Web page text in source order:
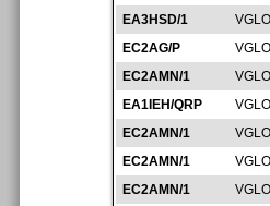
EA3HSD/1
EC2AG/P
EC2AMN/1
EA1IEH/QRP
EC2AMN/1
EC2AMN/1
EC2AMN/1